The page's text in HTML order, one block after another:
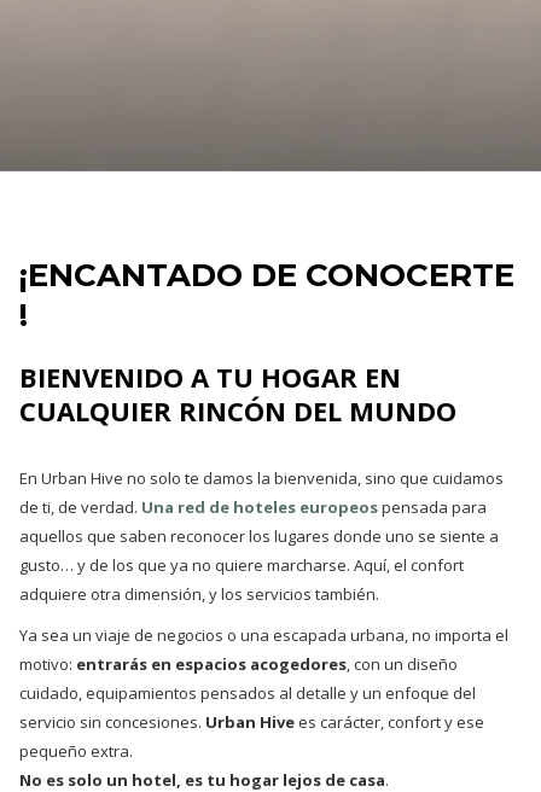
de
la
diapositivas
en
los
se
actualizará
contenido
anterior
¡ENCANTADO DE CONOCERTE
!
BIENVENIDO A TU HOGAR EN
CUALQUIER RINCÓN DEL MUNDO
En Urban Hive no solo te damos la bienvenida, sino que cuidamos
de ti, de verdad. Una red de hoteles europeospensada para
aquellos que saben reconocer los lugares donde uno se siente a
gusto… y de los que ya no quiere marcharse. Aquí, el confort
adquiere otra dimensión, y los servicios también.
Ya sea un viaje de negocios o una escapada urbana, no importa el
motivo: entrarás en espacios acogedores , con un diseño
cuidado, equipamientos pensados al detalle y un enfoque del
servicio sin concesiones. Urban Hivees carácter, confort y ese
pequeño extra.
No es solo un hotel, es tu hogar lejos de casa.